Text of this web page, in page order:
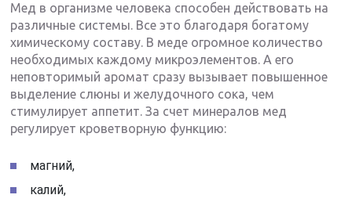
Мед в организме человека способен действовать на
различные системы. Все это благодаря богатому
химическому составу. В меде огромное количество
необходимых каждому микроэлементов. А его
неповторимый аромат сразу вызывает повышенное
выделение слюны и желудочного сока, чем
стимулирует аппетит. За счет минералов мед
регулирует кроветворную функцию:
магний,
калий,